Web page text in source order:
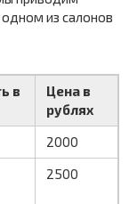
из салонов
в
Цена в
рублях
2000
2500